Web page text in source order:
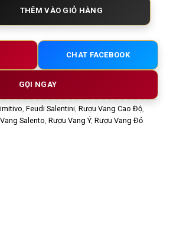
Cross Edizione Limitata – Tuyệt tác
THÊM VÀO GIỎ HÀNG
CHAT FACEBOOK
GỌI NGAY
, Feudi Salentini, Rượu Vang Cao Độ,
Salento, Rượu Vang Ý, Rượu Vang Đỏ